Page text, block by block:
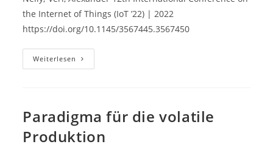
the Internet of Things (IoT ’22) | 2022
https://doi.org/10.1145/3567445.3567450
Weiterlesen Towards
Industrial
Paradigma für die volatile
Produktion